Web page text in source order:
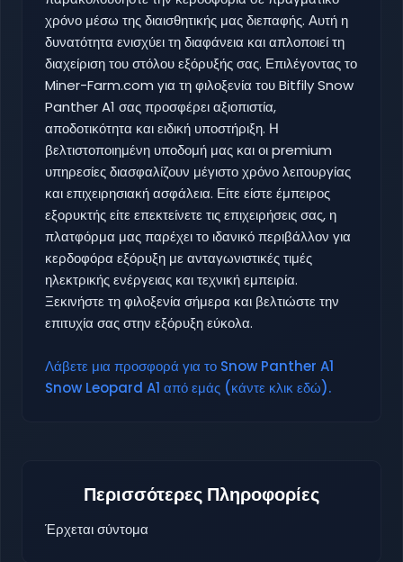
χρόνο μέσω της διαισθητικής μας διεπαφής. Αυτή η
δυνατότητα ενισχύει τη διαφάνεια και απλοποιεί τη
διαχείριση του στόλου εξόρυξής σας. Επιλέγοντας το
Miner-Farm.com για τη φιλοξενία του Bitfily Snow
Panther A1 σας προσφέρει αξιοπιστία,
αποδοτικότητα και ειδική υποστήριξη. Η
βελτιστοποιημένη υποδομή μας και οι premium
υπηρεσίες διασφαλίζουν μέγιστο χρόνο λειτουργίας
και επιχειρησιακή ασφάλεια. Είτε είστε έμπειρος
εξορυκτής είτε επεκτείνετε τις επιχειρήσεις σας, η
πλατφόρμα μας παρέχει το ιδανικό περιβάλλον για
κερδοφόρα εξόρυξη με ανταγωνιστικές τιμές
ηλεκτρικής ενέργειας και τεχνική εμπειρία.
Ξεκινήστε τη φιλοξενία σήμερα και βελτιώστε την
επιτυχία σας στην εξόρυξη εύκολα.
Λάβετε μια προσφορά για το Snow Panther A1
Snow Leopard A1 από εμάς (κάντε κλικ εδώ).
Περισσότερες Πληροφορίες
Έρχεται σύντομα